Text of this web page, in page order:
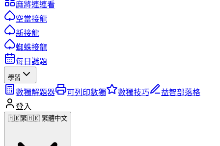
麻將連連看
空當接龍
新接龍
蜘蛛接龍
每日謎題
學習
數獨解題器 可列印數獨 數獨技巧
益智部落格
登入
🇭🇰繁🇭🇰 繁體中文